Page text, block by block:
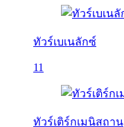
ทัวร์เบเนลักซ์
11
ทัวร์เติร์กเมนิสถาน